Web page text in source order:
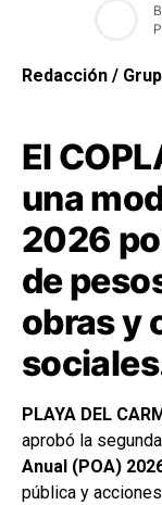
Redacción /
El
una
2026
de
obras y
PLAYA DEL
aprobó la
Anual (POA)
pública y